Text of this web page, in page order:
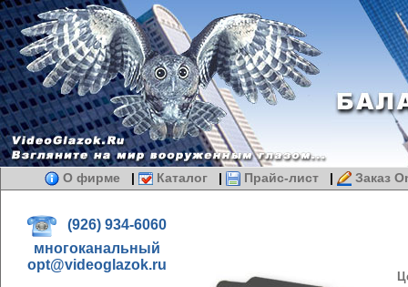
О фирме | Каталог | Прайс-лист | Заказ
(926) 934-6060
многоканальный
opt@videoglazok.ru